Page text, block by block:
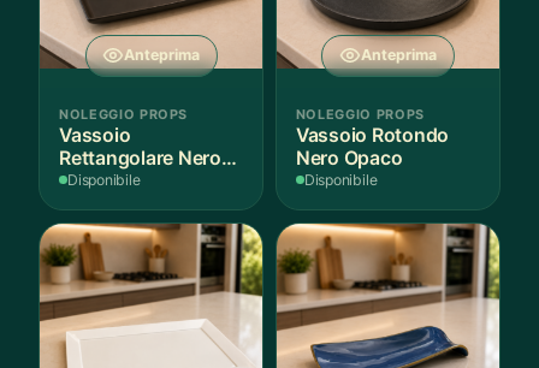
Anteprima
NOLEGGIO PROPS
Vassoio
Rettangolare Nero
Opaco
Disponibile
Anteprima
NOLEGGIO PROPS
Vassoio Rotondo
Nero Opaco
Disponibile